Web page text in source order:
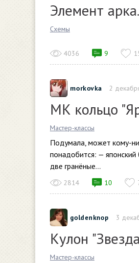
Элемент
Схемы
4036 9
morkovka 2
МК кольцо
Мастер-классы
Подумала, может кому-
понадобится: — японский
две гранёные...
2814 10
goldenknop 3
Кулон
Мастер-классы